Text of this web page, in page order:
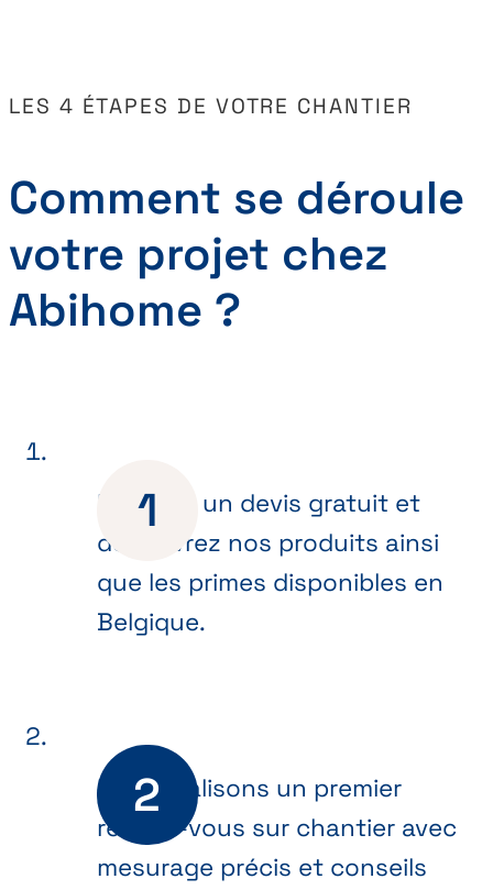
LES 4 ÉTAPES DE VOTRE CHANTIER
Comment se déroule
votre projet chez
Abihome ?
Recevez un devis gratuit et
découvrez nos produits ainsi
que les primes disponibles en
Belgique.
Nous réalisons un premier
rendez-vous sur chantier avec
mesurage précis et conseils